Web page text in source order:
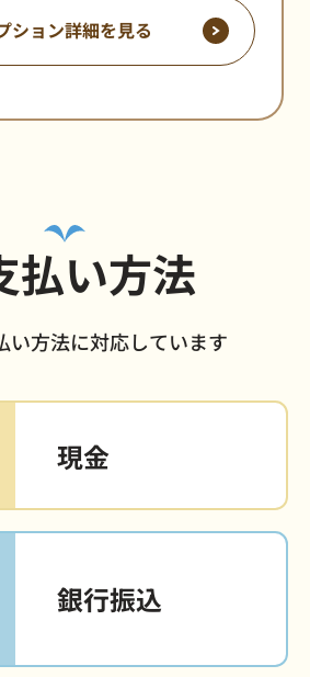
ション詳細を見る
払い方法
い方法に対応しています
現金
銀行振込